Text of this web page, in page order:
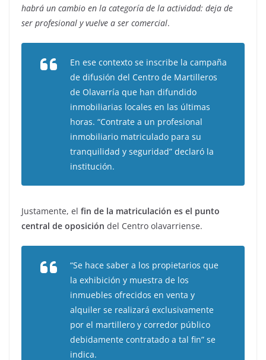
habrá un cambio en la categoría de la actividad: deja de
ser profesional y vuelve a ser comercial.
En ese contexto se inscribe la campaña
de difusión del Centro de Martilleros
de Olavarría que han difundido
inmobiliarias locales en las últimas
horas. “Contrate a un profesional
inmobiliario matriculado para su
tranquilidad y seguridad” declaró la
institución.
Justamente, el fin de la matriculación es el punto
central de oposición del Centro olavarriense.
“Se hace saber a los propietarios que
la exhibición y muestra de los
inmuebles ofrecidos en venta y
alquiler se realizará exclusivamente
por el martillero y corredor público
debidamente contratado a tal fin” se
indica.